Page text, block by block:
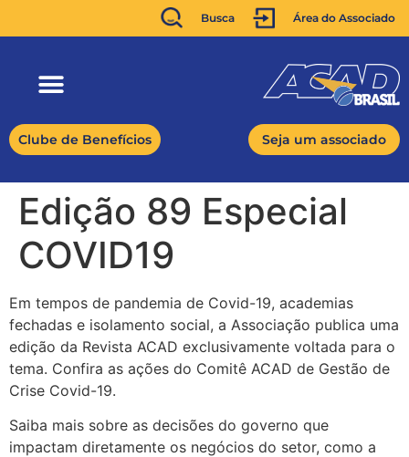
Busca Área do Associado
Clube de Benefícios Seja um associado
Edição 89 Especial
COVID19
Em tempos de pandemia de Covid-19, academias
fechadas e isolamento social, a Associação publica uma
edição da Revista ACAD exclusivamente voltada para o
tema. Confira as ações do Comitê ACAD de Gestão de
Crise Covid-19.
Saiba mais sobre as decisões do governo que
impactam diretamente os negócios do setor, como a